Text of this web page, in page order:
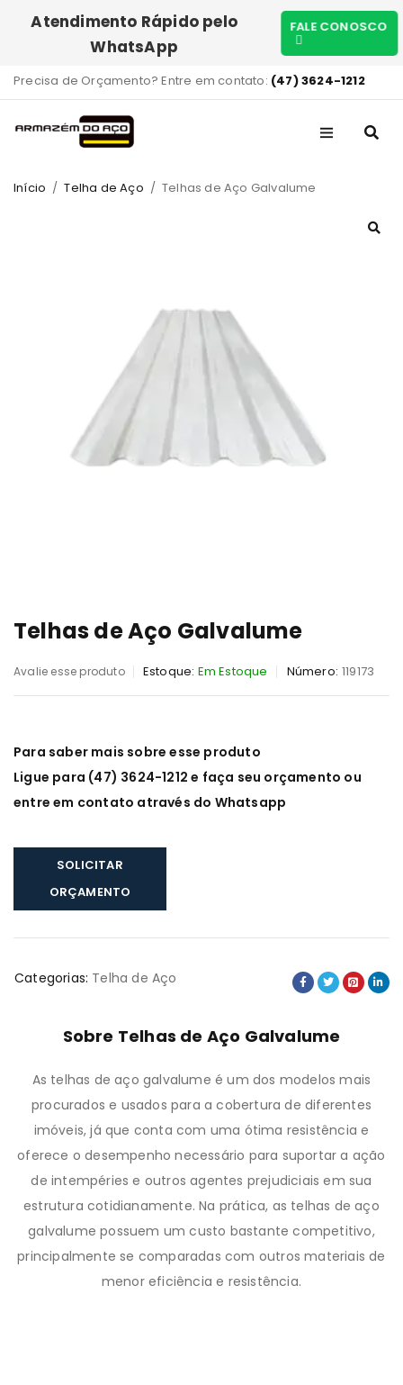
Atendimento Rápido pelo
WhatsApp
FALE CONOSCO
Precisa de Orçamento? Entre em contato: (47) 3624-1212
Início / Telha de Aço / Telhas de Aço Galvalume
Telhas de Aço Galvalume
Avalie esse produto Estoque: Em Estoque Número: 119173
Para saber mais sobre esse produto
Ligue para (47) 3624-1212 e faça seu orçamento ou
entre em contato através do Whatsapp
SOLICITAR
ORÇAMENTO
Categorias: Telha de Aço
Sobre Telhas de Aço Galvalume
As telhas de aço galvalume é um dos modelos mais
procurados e usados para a cobertura de diferentes
imóveis, já que conta com uma ótima resistência e
oferece o desempenho necessário para suportar a ação
de intempéries e outros agentes prejudiciais em sua
estrutura cotidianamente. Na prática, as telhas de aço
galvalume possuem um custo bastante competitivo,
principalmente se comparadas com outros materiais de
menor eficiência e resistência.